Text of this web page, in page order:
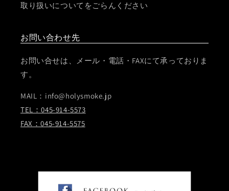
取り扱いについてをごらんください
お問い合わせ先
お問い合せは、メール・電話・FAXにて承っておりま
す。
MAIL：info@holysmoke.jp
TEL：045-914-5573
FAX：045-914-5575